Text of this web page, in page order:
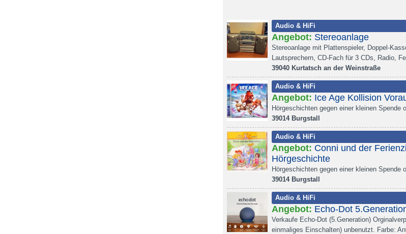
Audio & HiFi
Angebot: Stereoanlage
Stereoanlage mit Plattenspieler, Doppel-
Lautsprechern, CD-Fach für 3 CDs, Radio,
39040 Kurtatsch an der Weinstraße
Audio & HiFi
Angebot: Ice Age Kollision
Hörgeschichten gegen einer kleinen Spende
39014 Burgstall
Audio & HiFi
Angebot: Conni und der
Hörgeschichte
Hörgeschichten gegen einer kleinen Spende
39014 Burgstall
Audio & HiFi
Angebot: Echo-Dot
Verkaufe Echo-Dot (5.Generation)
einmaliges Einschalten) unbenutzt. Farbe: